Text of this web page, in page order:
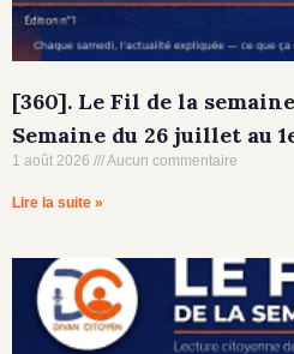
[360]. Le Fil de la
Semaine du 26 juillet au
1 août 2026 Aucun commentaire
Lire la suite »